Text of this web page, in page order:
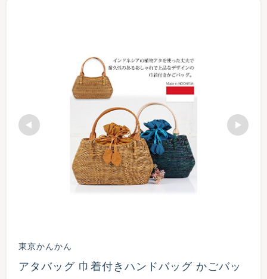
東京かんかん
アタバッグ 巾着付きハンドバッグ かごバッ